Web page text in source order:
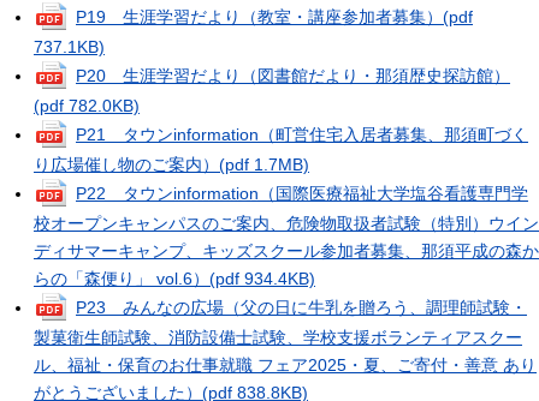
P19 生涯学習だより（教室・講座参加者募集） (pdf
737.1KB)
P20 生涯学習だより（図書館だより・那須歴史探訪館）
(pdf 782.0KB)
P21 タウンinformation（町営住宅入居者募集、那須町づく
り広場催し物のご案内） (pdf 1.7MB)
P22 タウンinformation（国際医療福祉大学塩谷看護専門学
校オープンキャンパスのご案内、危険物取扱者試験（特別）ウイン
ディサマーキャンプ、キッズスクール参加者募集、那須平成の森か
らの「森便り」 vol.6） (pdf 934.4KB)
P23 みんなの広場（父の日に牛乳を贈ろう、調理師試験・
製菓衛生師試験、消防設備士試験、学校支援ボランティアスクー
ル、福祉・保育のお仕事就職 フェア2025・夏、ご寄付・善意 あり
がとうございました） (pdf 838.8KB)